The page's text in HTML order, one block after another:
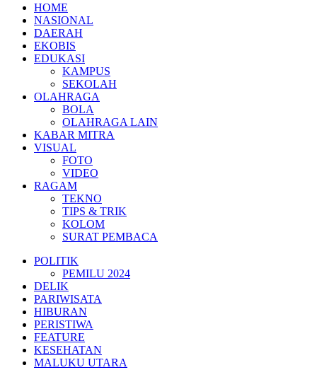
HOME
NASIONAL
DAERAH
EKOBIS
EDUKASI
KAMPUS
SEKOLAH
OLAHRAGA
BOLA
OLAHRAGA LAIN
KABAR MITRA
VISUAL
FOTO
VIDEO
RAGAM
TEKNO
TIPS & TRIK
KOLOM
SURAT PEMBACA
POLITIK
PEMILU 2024
DELIK
PARIWISATA
HIBURAN
PERISTIWA
FEATURE
KESEHATAN
MALUKU UTARA